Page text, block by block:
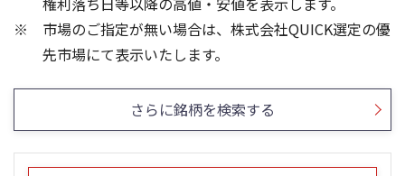
25/12
25/10
25/08
25/06
25/04 24/01
23/01
22/01
21/01
0
市場のご指定が無い場合は、株式会社QUICK選定の優
先市場にて表示いたします。
さらに銘柄を検索する